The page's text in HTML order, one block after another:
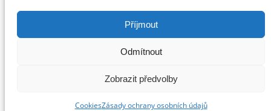
Příjmout
Odmítnout
Zobrazit předvolby
CookiesZásady ochrany osobních údajů
Vztahy
Woman&Style |Kontakt|Osobní údaje